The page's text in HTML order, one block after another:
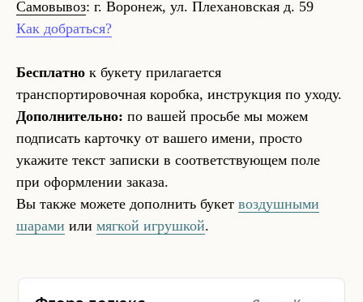
Самовывоз: г. Воронеж, ул. Плехановская д. 59
Как добраться?
Бесплатно к букету прилагается
транспортировочная коробка, инструкция по уходу.
Дополнительно: по вашей просьбе мы можем
подписать карточку от вашего имени, просто
укажите текст записки в соответствующем поле
при оформлении заказа.
Вы также можете дополнить букет воздушными
шарами или мягкой игрушкой.